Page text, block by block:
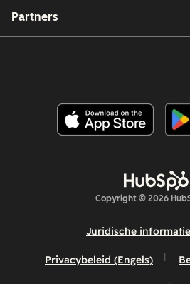
Partners
Copyright © 2026
Juridische
Privacybeleid (Engels)